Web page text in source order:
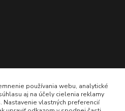
používania webu, analytické
aj na účely cielenia reklamy
Nastavenie vlastných preferencií